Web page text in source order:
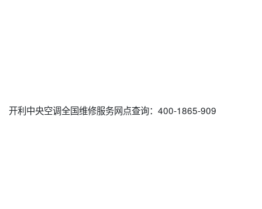
开利中央空调全国维修服务网点查询：400-1865-909